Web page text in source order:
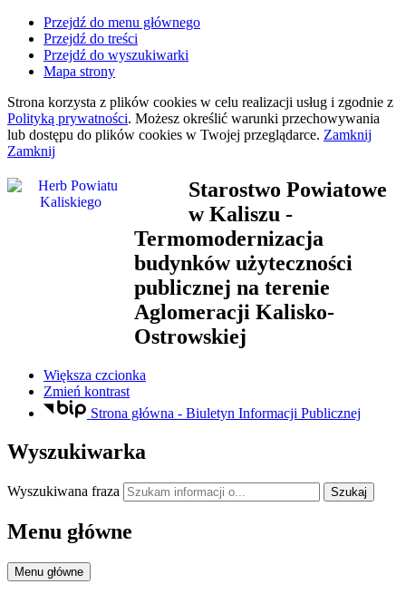
Przejdź do menu głównego
Przejdź do treści
Przejdź do wyszukiwarki
Mapa strony
Strona korzysta z plików cookies w celu realizacji usług i zgodnie z
Polityką prywatności. Możesz określić warunki przechowywania
lub dostępu do plików cookies w Twojej przeglądarce. Zamknij
Zamknij
Starostwo Powiatowe
w Kaliszu -
Termomodernizacja
budynków użyteczności
publicznej na terenie
Aglomeracji Kalisko-
Ostrowskiej
Większa czcionka
Zmień kontrast
Strona główna - Biuletyn Informacji Publicznej
Wyszukiwarka
Wyszukiwana fraza Szukaj
Menu główne
Menu główne